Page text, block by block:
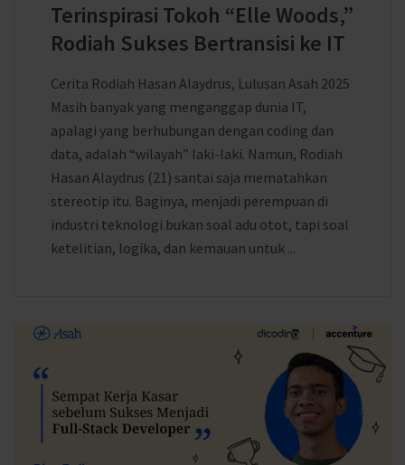
Terinspirasi Tokoh “Elle Woods,”
Rodiah Sukses Bertransisi ke IT
Cerita Rodiah Hasan Alaydrus, Lulusan Asah 2025
Masih banyak yang menganggap dunia IT,
apalagi yang berhubungan dengan coding dan
data, adalah “wilayah” laki-laki. Namun, Rodiah
Hasan Alaydrus (21) santai saja mematahkan
stereotip itu. Baginya, menjadi perempuan di
industri teknologi bukan soal adu otot, tapi soal
ketelitian, logika, dan kemauan untuk ...